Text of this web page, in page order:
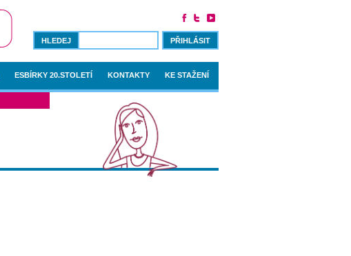
PŘIHLÁSIT
ESBÍRKY 20.STOLETÍ KONTAKTY KE STAŽENÍ